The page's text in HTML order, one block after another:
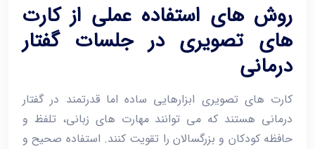
روش‌ های استفاده عملی از کارت‌
های تصویری در جلسات گفتار
درمانی
کارت ‌های تصویری ابزارهایی ساده اما قدرتمند در گفتار
درمانی هستند که می‌ توانند مهارت ‌های زبانی، تلفظ و
حافظه کودکان و بزرگسالان را تقویت کنند. استفاده صحیح و